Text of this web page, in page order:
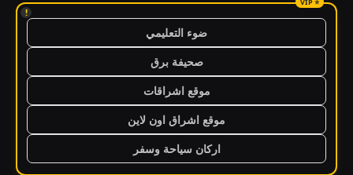
!
ضوء التعليمي
صحيفة برق
موقع اشراقات
موقع اشراق اون لاين
اركان سياحة وسفر